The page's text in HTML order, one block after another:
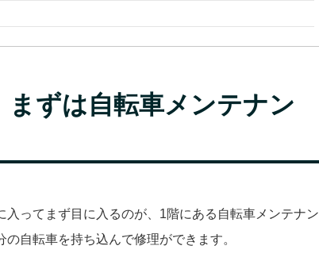
まずは自転車メンテナン
ってまず目に入るのが、1階にある自転車メンテナン
自転車を持ち込んで修理ができます。